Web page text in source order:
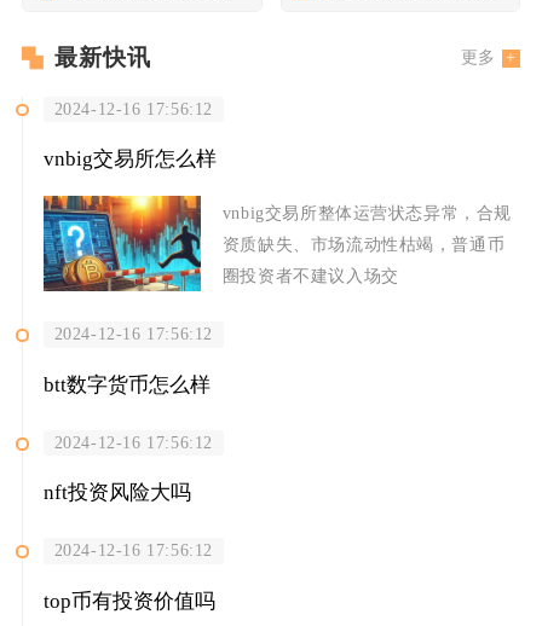
最新快讯 更多
2024-12-16 17:56:12
vnbig交易所怎么样
vnbig交易所整体运营状态异常，合规
资质缺失、市场流动性枯竭，普通币
圈投资者不建议入场交
2024-12-16 17:56:12
btt数字货币怎么样
2024-12-16 17:56:12
nft投资风险大吗
2024-12-16 17:56:12
top币有投资价值吗